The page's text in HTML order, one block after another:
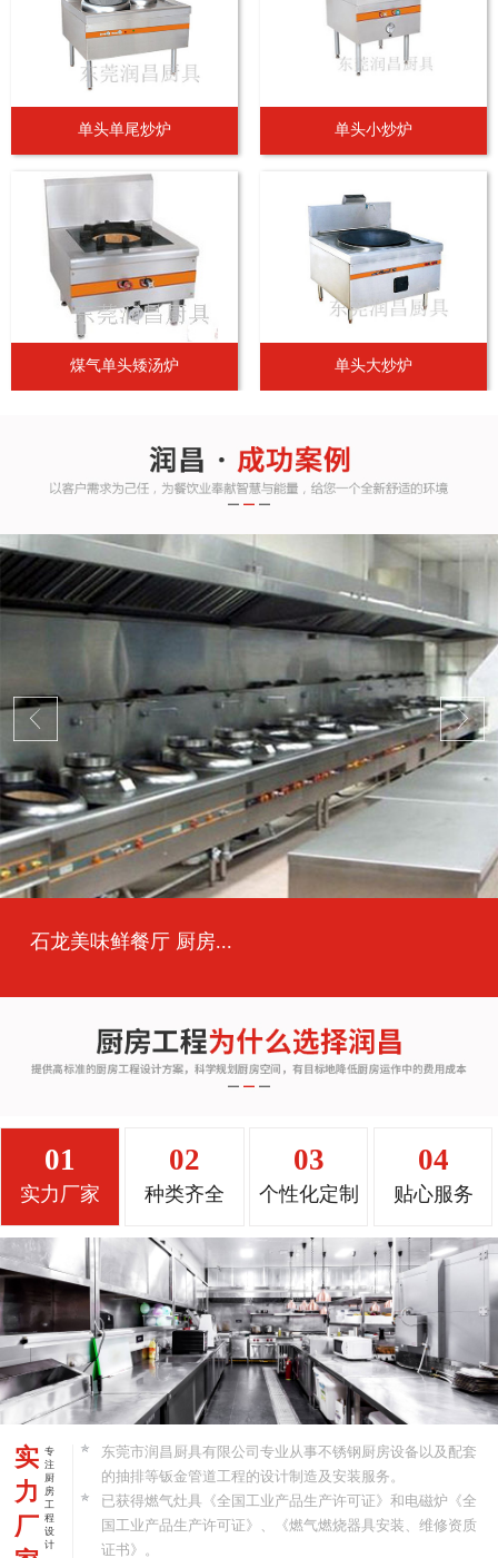
单头单尾炒炉 单头小炒炉
煤气单头矮汤炉 单头大炒炉
石龙美味鲜餐厅 厨房...
01
实力厂家
02
种类齐全
03
个性化定制
04
贴心服务
实
力
厂
专
注
厨
房
工
程
设
计
东莞市润昌厨具有限公司专业从事不锈钢厨房设备以及配套
的抽排等钣金管道工程的设计制造及安装服务。
已获得燃气灶具《全国工业产品生产许可证》和电磁炉《全
国工业产品生产许可证》、《燃气燃烧器具安装、维修资质
证书》。